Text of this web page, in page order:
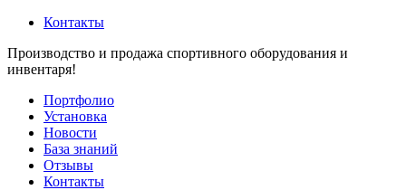
Контакты
Производство и продажа спортивного оборудования и
инвентаря!
Портфолио
Установка
Новости
База знаний
Отзывы
Контакты